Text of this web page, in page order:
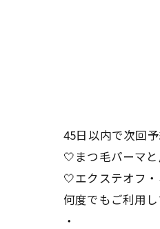
45日以内で次回
🤍まつ毛パーマ
🤍エクステオフ
何度でもご利用
・